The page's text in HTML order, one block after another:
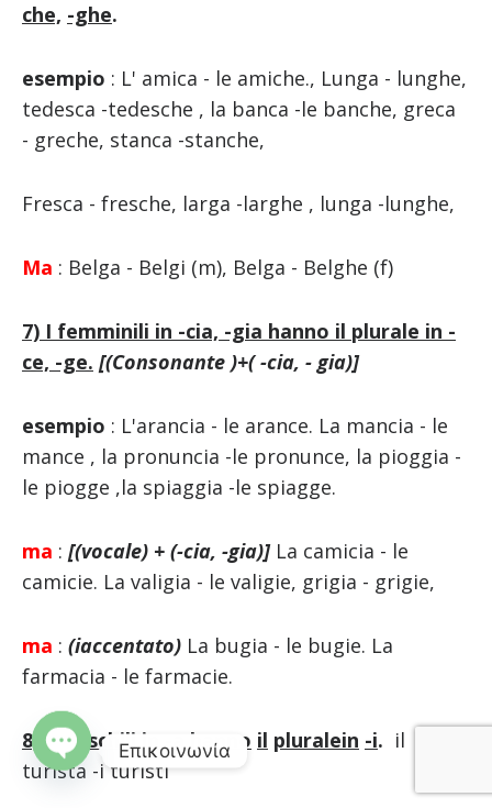
che, -ghe.
esempio : L' amica - le amiche., Lunga - lunghe,
tedesca -tedesche , la banca -le banche, greca
- greche, stanca -stanche,
Fresca - fresche, larga -larghe , lunga -lunghe,
Ma : Belga - Belgi (m), Belga - Belghe (f)
7) I femminili in -cia, -gia hanno il plurale in -
ce, -ge. [(Consonante )+( -cia, - gia)]
esempio : L'arancia - le arance. La mancia - le
mance , la pronuncia -le pronunce, la pioggia -
le piogge ,la spiaggia -le spiagge.
ma : [(vocale) + (-cia, -gia)]La camicia - le
camicie. La valigia - le valigie, grigia - grigie,
ma : (iaccentato)La bugia - le bugie. La
farmacia - le farmacie.
8) I maschili in -a hanno il pluralein -i. il
turista -i turisti
Επικοινωνία
O